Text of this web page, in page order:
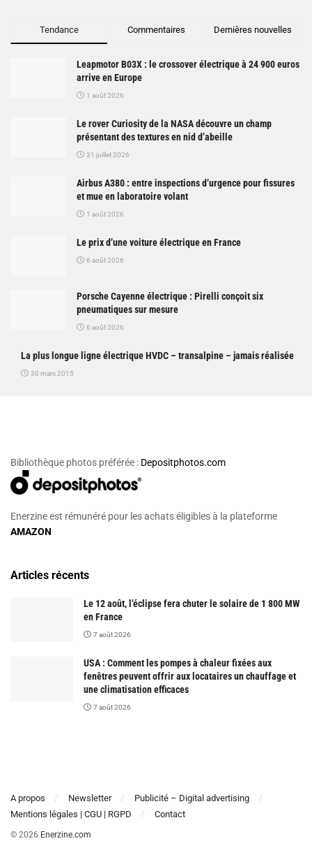
Tendance Commentaires Dernières nouvelles
Leapmotor B03X : le crossover électrique à 24 900 euros
arrive en Europe
1 août 2026
Le rover Curiosity de la NASA découvre un champ
présentant des textures en nid d’abeille
31 juillet 2026
Airbus A380 : entre inspections d’urgence pour fissures
et mue en laboratoire volant
1 août 2026
Le prix d’une voiture électrique en France
6 août 2026
Porsche Cayenne électrique : Pirelli conçoit six
pneumatiques sur mesure
6 août 2026
La plus longue ligne électrique HVDC – transalpine – jamais réalisée
30 mars 2015
Bibliothèque photos préférée : Depositphotos.com
Enerzine est rémunéré pour les achats éligibles à la plateforme
AMAZON
Articles récents
Le 12 août, l’éclipse fera chuter le solaire de 1 800 MW
en France
7 août 2026
USA : Comment les pompes à chaleur fixées aux
fenêtres peuvent offrir aux locataires un chauffage et
une climatisation efficaces
7 août 2026
A propos Newsletter
Publicité – Digital advertising
Mentions légales | CGU | RGPD
Contact
© 2026 Enerzine.com